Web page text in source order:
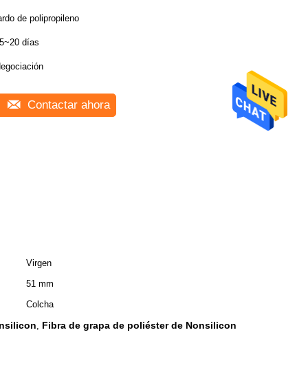
de polipropileno
días
Contactar ahora
Virgen
51 mm
Colcha
, Fibra de grapa de poliéster de Nonsilicon